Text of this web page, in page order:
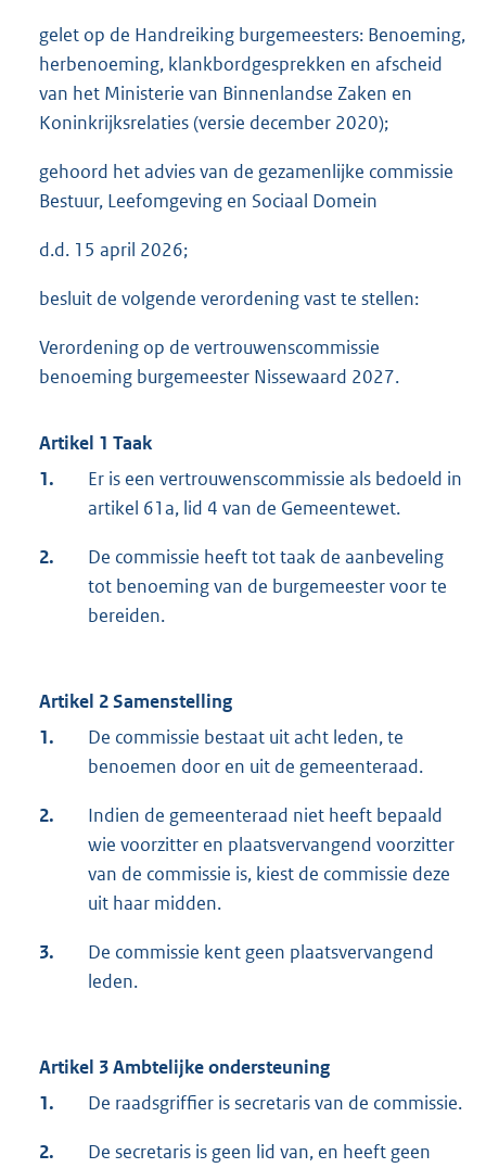
gelet op de Handreiking burgemeesters: Benoeming,
herbenoeming, klankbordgesprekken en afscheid
van het Ministerie van Binnenlandse Zaken en
Koninkrijksrelaties (versie december 2020);
gehoord het advies van de gezamenlijke commissie
Bestuur, Leefomgeving en Sociaal Domein
d.d. 15 april 2026;
besluit de volgende verordening vast te stellen:
Verordening op de vertrouwenscommissie
benoeming burgemeester Nissewaard 2027.
Artikel 1 Taak
1.
Er is een vertrouwenscommissie als bedoeld in
artikel 61a, lid 4 van de Gemeentewet.
2.
De commissie heeft tot taak de aanbeveling
tot benoeming van de burgemeester voor te
bereiden.
Artikel 2 Samenstelling
1.
De commissie bestaat uit acht leden, te
benoemen door en uit de gemeenteraad.
2.
Indien de gemeenteraad niet heeft bepaald
wie voorzitter en plaatsvervangend voorzitter
van de commissie is, kiest de commissie deze
uit haar midden.
3.
De commissie kent geen plaatsvervangend
leden.
Artikel 3 Ambtelijke ondersteuning
1.
De raadsgriffier is secretaris van de commissie.
2.
De secretaris is geen lid van, en heeft geen